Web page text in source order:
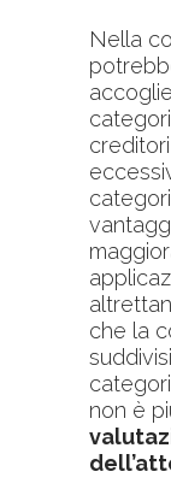
Nella
che la
non è